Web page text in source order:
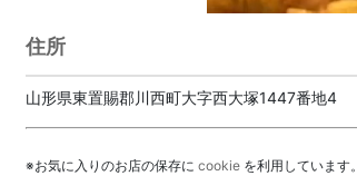
住所
山形県東置賜郡川西町大字西大塚1447番地4
※お気に入りのお店の保存に cookie を利用しています。